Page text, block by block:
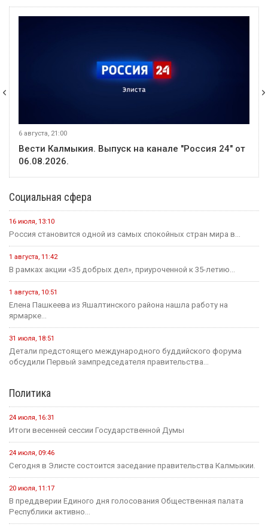
6 августа, 21:00
Вести Калмыкия. Выпуск на канале "Россия 24" от
06.08.2026.
Социальная сфера
16 июля, 13:10
Россия становится одной из самых спокойных стран мира в...
1 августа, 11:42
В рамках акции «35 добрых дел», приуроченной к 35-летию...
1 августа, 10:51
Елена Пашкеева из Яшалтинского района нашла работу на
ярмарке...
31 июля, 18:51
Детали предстоящего международного буддийского форума
обсудили Первый зампредседателя правительства...
Политика
24 июля, 16:31
Итоги весенней сессии Государственной Думы
24 июля, 09:46
Сегодня в Элисте состоится заседание правительства Калмыкии.
20 июля, 11:17
В преддверии Единого дня голосования Общественная палата
Республики активно...